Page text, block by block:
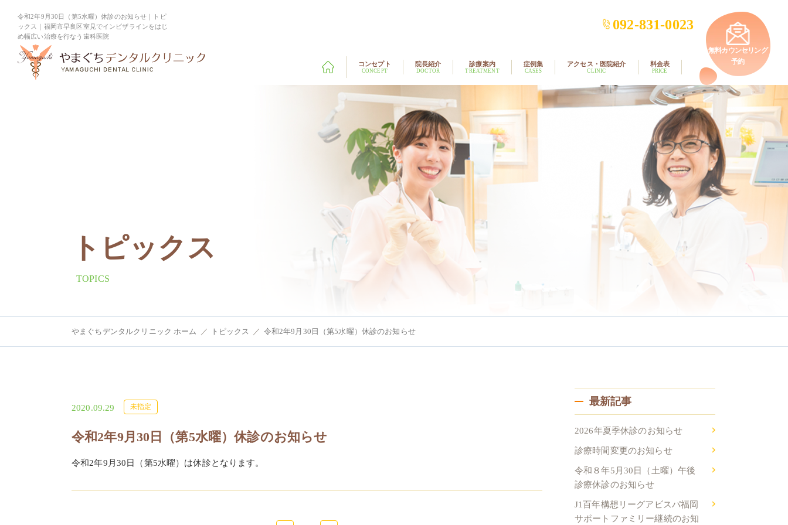
令和2年9月30日（第5水曜）休診のお知らせ｜トピ
ックス｜福岡市早良区室見でインビザラインをはじ
め幅広い治療を行なう歯科医院
092-831-0023
コンセプト
CONCEPT
院長紹介
DOCTOR
診療案内
TREATMENT
マウスピース型装着による矯正
（インビザライン）
矯正歯科
審美的歯科治療 入れ歯 ホワイトニング 一般治療
症例集
CASES
アクセス・医院紹介
CLINIC
料金表
PRICE
無料カウンセリング
予約
トピックス
TOPICS
やまぐちデンタルクリニック ホーム トピックス 令和2年9月30日（第5水曜）休診のお知らせ
2020.09.29 未指定
令和2年9月30日（第5水曜）休診のお知らせ
令和2年9月30日（第5水曜）は休診となります。
最新記事
2026年夏季休診のお知らせ
診療時間変更のお知らせ
令和８年5月30日（土曜）午後
診療休診のお知らせ
J1百年構想リーグアビスパ福岡
サポートファミリー継続のお知